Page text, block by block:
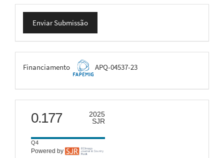
Enviar
Submissão
Enviar Submissão
FAPEMIG
Financiamento APQ-04537-23
scimago
0.177
2025
SJR
Q4
Powered by